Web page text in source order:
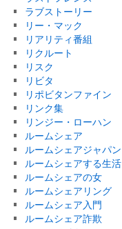
ラブストーリー
リー・マック
リアリティ番組
リクルート
リスク
リビタ
リポビタンファイン
リンク集
リンジー・ローハン
ルームシェア
ルームシェアジャパン
ルームシェアする生活
ルームシェアの女
ルームシェアリング
ルームシェア入門
ルームシェア詐欺